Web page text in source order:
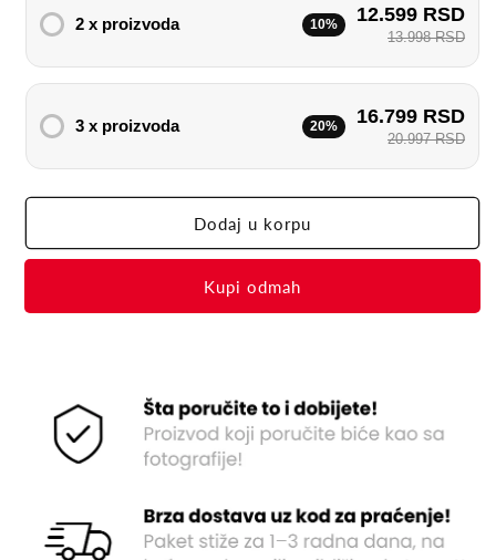
2 x proizvoda 10% 12.599 RSD
13.998 RSD
3 x proizvoda 20% 16.799 RSD
20.997 RSD
Dodaj u korpu
Buy it now